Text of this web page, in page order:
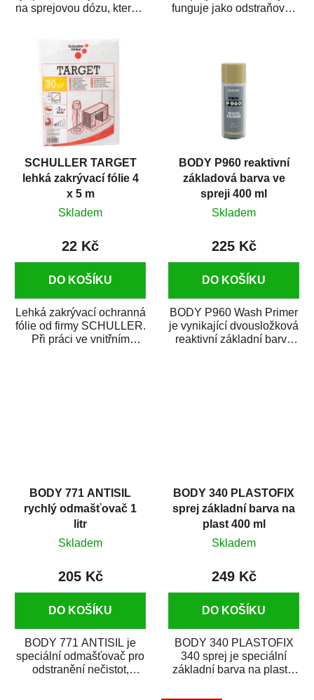
na sprejovou dózu, který ji
funguje jako odstraňovač
SCHULLER TARGET
lehká zakrývací fólie 4
x 5 m
Skladem
22 Kč
DO KOŠÍKU
Lehká zakrývací ochranná
fólie od firmy SCHULLER.
Při práci ve vnitřním
BODY P960 reaktivní
základová barva ve
spreji 400 ml
Skladem
225 Kč
DO KOŠÍKU
BODY P960 Wash Primer
je vynikající dvousložková
reaktivní základní barva
BODY 771 ANTISIL
rychlý odmašťovač 1
litr
Skladem
205 Kč
DO KOŠÍKU
BODY 771 ANTISIL je
speciální odmašťovač pro
odstranění nečistot,
BODY 340 PLASTOFIX
sprej základní barva na
plast 400 ml
Skladem
249 Kč
DO KOŠÍKU
BODY 340 PLASTOFIX
340 sprej je speciální
základní barva na plasty,
vrchních...